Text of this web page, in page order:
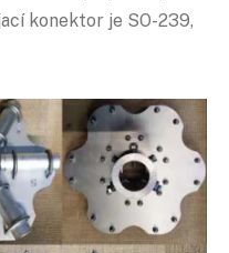
konektor je SO-239,